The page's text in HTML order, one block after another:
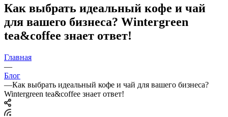
Как выбрать идеальный кофе и чай
для вашего бизнеса? Wintergreen
tea&coffee знает ответ!
Главная
—
Блог
—Как выбрать идеальный кофе и чай для вашего бизнеса?
Wintergreen tea&coffee знает ответ!